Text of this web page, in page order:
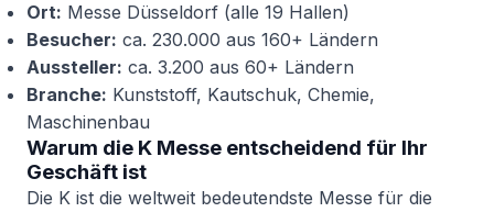
Ort: Messe Düsseldorf (alle 19 Hallen)
Besucher: ca. 230.000 aus 160+ Ländern
Aussteller: ca. 3.200 aus 60+ Ländern
Branche: Kunststoff, Kautschuk, Chemie,
Maschinenbau
Warum die K Messe entscheidend für Ihr
Geschäft ist
Die K ist die weltweit bedeutendste Messe für die